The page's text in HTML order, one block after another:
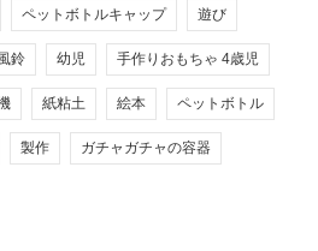
ペットボトルキャップ 遊び
鈴 幼児 手作りおもちゃ 4歳児
紙粘土 絵本 ペットボトル
製作 ガチャガチャの容器